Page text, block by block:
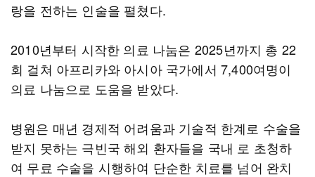
랑을 전하는 인술을 펼쳤다.
2010년부터 시작한 의료 나눔은 2025년까지 총 22
회 걸쳐 아프리카와 아시아 국가에서 7,400여명이
의료 나눔으로 도움을 받았다.
병원은 매년 경제적 어려움과 기술적 한계로 수술을
받지 못하는 극빈국 해외 환자들을 국내 로 초청하
여 무료 수술을 시행하여 단순한 치료를 넘어 완치